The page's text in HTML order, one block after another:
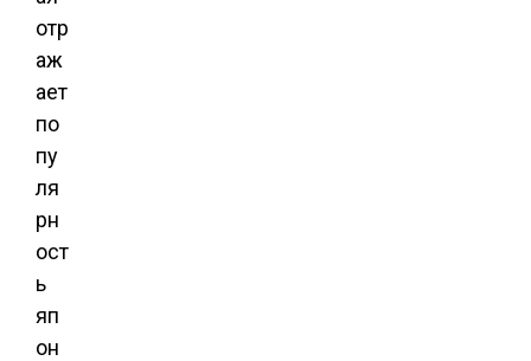
отр
аж
ает
по
пу
ля
рн
ост
ь
яп
он